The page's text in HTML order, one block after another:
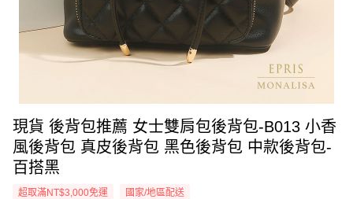
現貨 後背包推薦 女士雙肩包後背包-B013 小香
風後背包 真皮後背包 黑色後背包 中款後背包-
百搭黑
超取滿NT$3,000免運 國家/地區配送